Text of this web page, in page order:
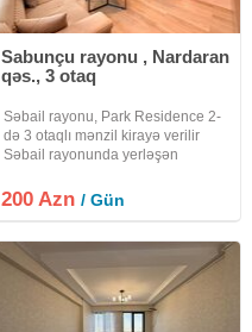
Sabunçu rayonu , Nardaran
qəs., 3 otaq
Səbail rayonu, Park Residence 2-
də 3 otaqlı mənzil kirayə verilir
Səbail rayonunda yerləşən
kompleksində tam təmirli, zövqlə
dizayn edilmiş və tam əşyalı 3
200 Azn/ Gün